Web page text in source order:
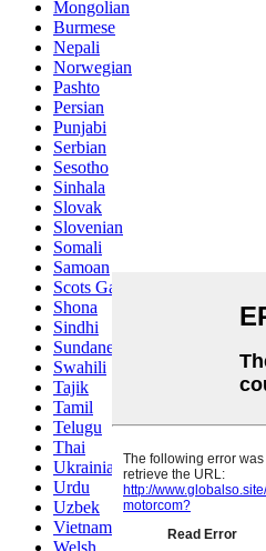
Mongolian
Burmese
Nepali
Norwegian
Pashto
Persian
Punjabi
Serbian
Sesotho
Sinhala
Slovak
Slovenian
Somali
Samoan
Scots Gaelic
Shona
Sindhi
Sundanese
Swahili
Tajik
Tamil
Telugu
Thai
Ukrainian
Urdu
Uzbek
Vietnamese